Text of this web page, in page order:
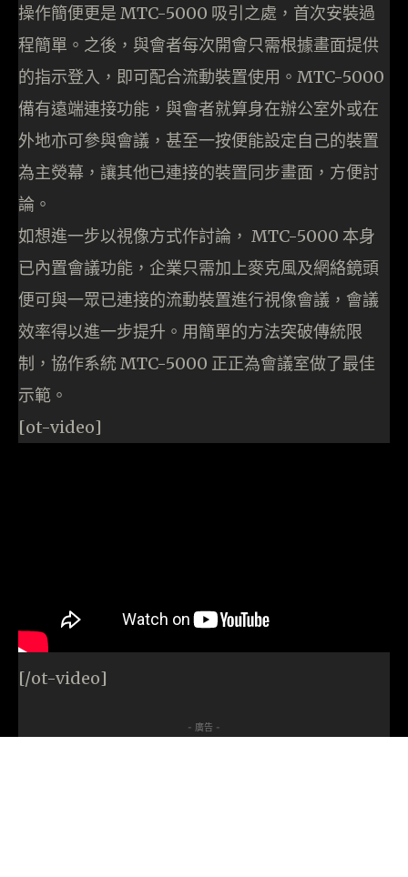
操作簡便更是 MTC-5000 吸引之處，首次安裝過
程簡單。之後，與會者每次開會只需根據畫面提供
的指示登入，即可配合流動裝置使用。MTC-5000
備有遠端連接功能，與會者就算身在辦公室外或在
外地亦可參與會議，甚至一按便能設定自己的裝置
為主熒幕，讓其他已連接的裝置同步畫面，方便討
論。
如想進一步以視像方式作討論， MTC-5000 本身
已內置會議功能，企業只需加上麥克風及網絡鏡頭
便可與一眾已連接的流動裝置進行視像會議，會議
效率得以進一步提升。用簡單的方法突破傳統限
制，協作系統 MTC-5000 正正為會議室做了最佳
示範。
[ot-video]
[/ot-video]
- 廣告 -